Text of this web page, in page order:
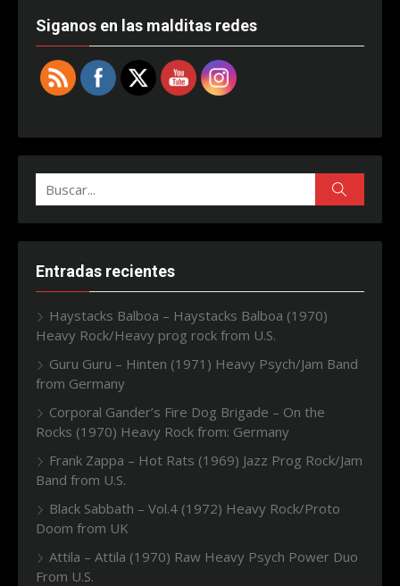
Siganos en las malditas redes
Buscar:
Entradas recientes
Haystacks Balboa – Haystacks Balboa (1970)
Heavy Rock/Heavy prog rock from U.S.
Guru Guru – Hinten (1971) Heavy Psych/Jam Band
from Germany
Corporal Gander’s Fire Dog Brigade – On the
Rocks (1970) Heavy Rock from: Germany
Frank Zappa – Hot Rats (1969) Jazz Prog Rock/Jam
Band from U.S.
Black Sabbath – Vol.4 (1972) Heavy Rock/Proto
Doom from UK
Attila – Attila (1970) Raw Heavy Psych Power Duo
From U.S.